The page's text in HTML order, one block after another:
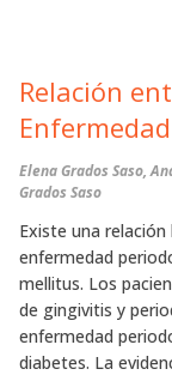
Relación
Elena Grados Saso,
Grados Saso
Existe una
enfermedad
mellitus. Los
de gingivitis y
enfermedad
diabetes. La